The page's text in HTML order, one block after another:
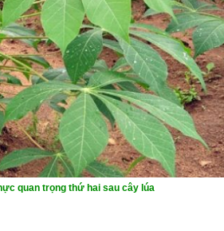
quan trọng thứ hai sau cây lúa